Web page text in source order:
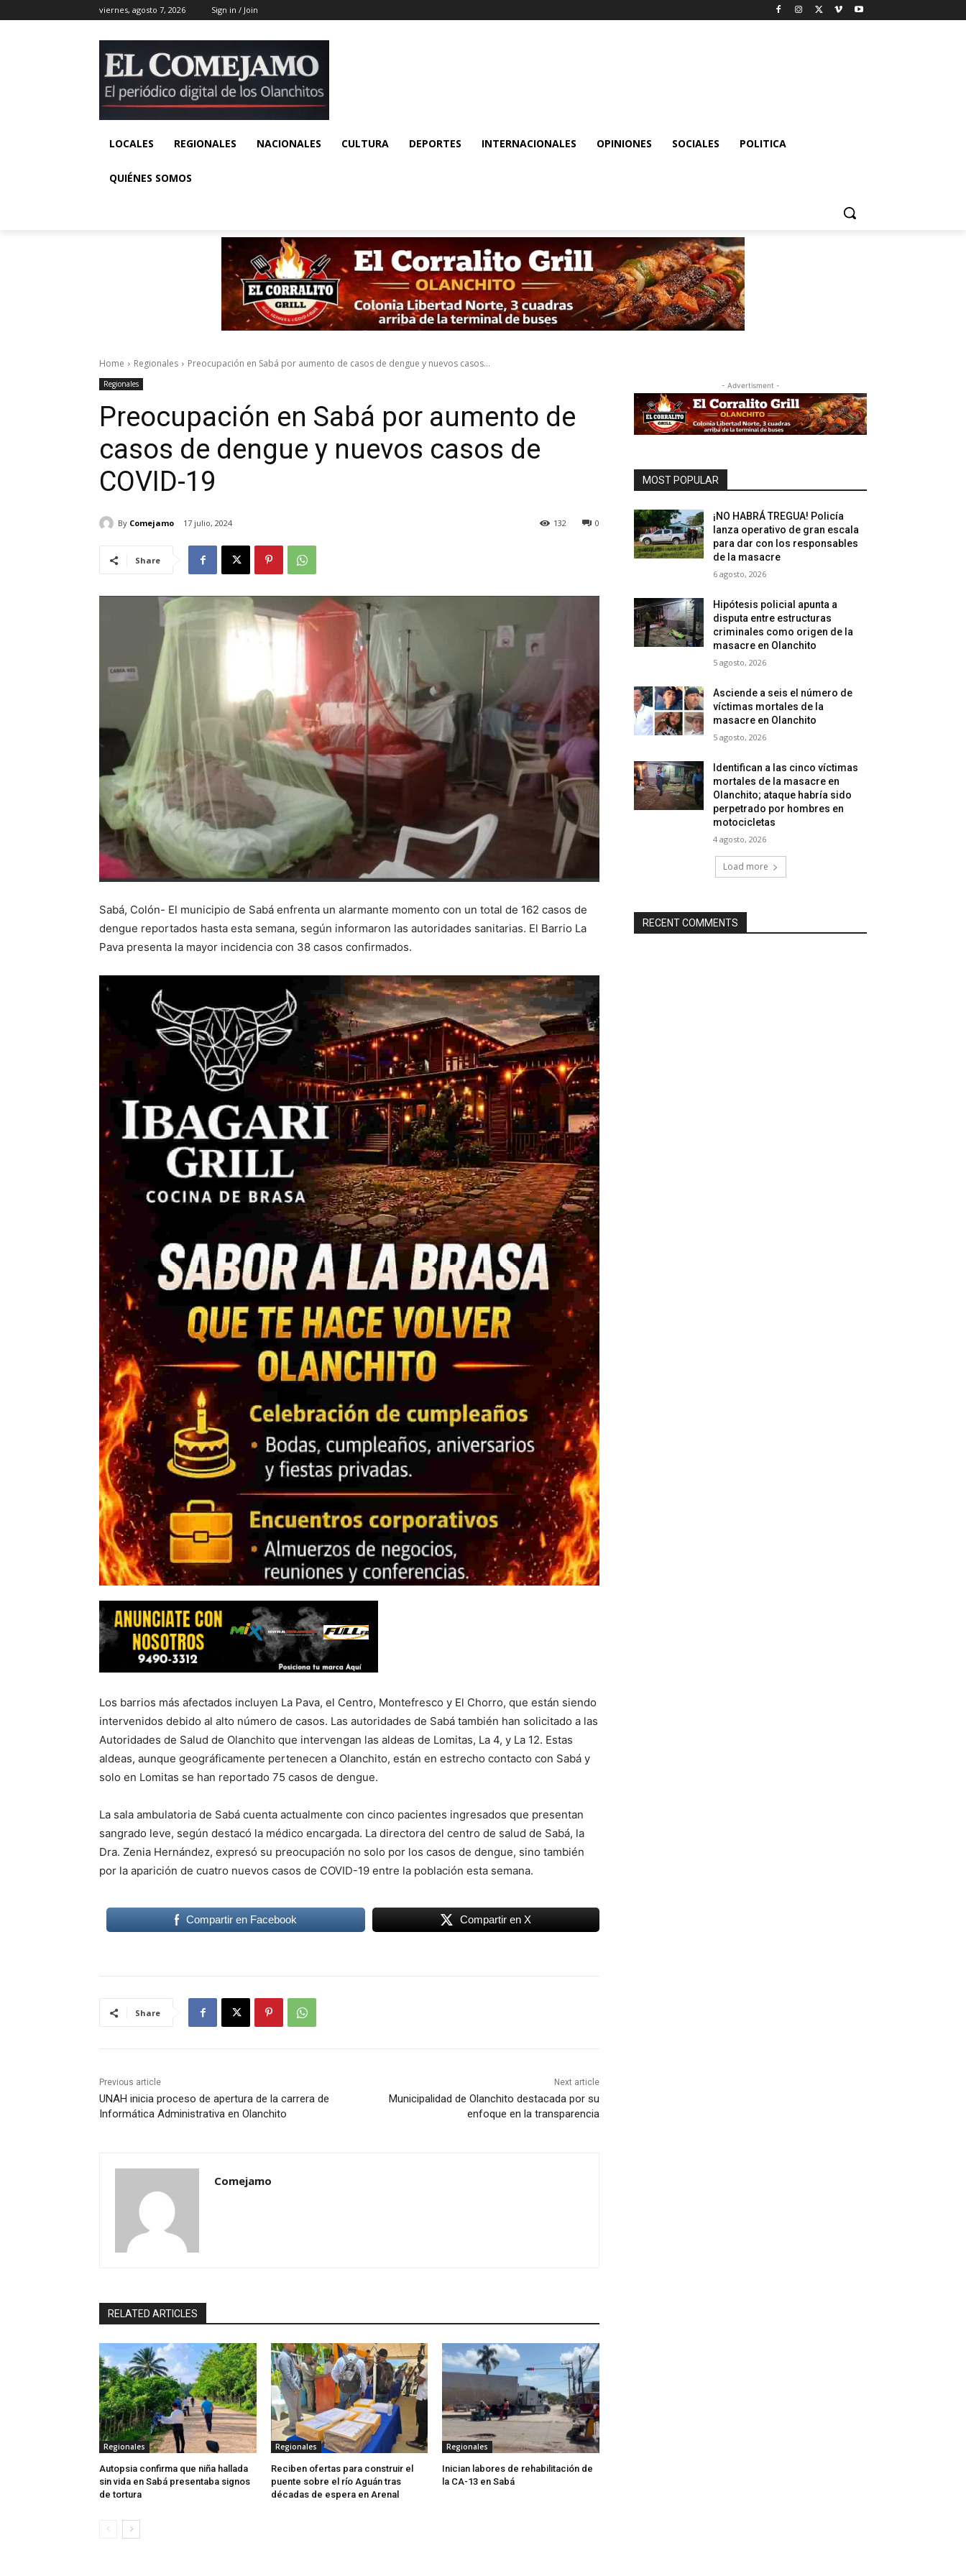
viernes, agosto 7, 2026 Sign in / Join
LOCALES REGIONALES NACIONALES CULTURA DEPORTES INTERNACIONALES OPINIONES SOCIALES POLITICA
QUIÉNES SOMOS
Home Regionales Preocupación en Sabá por aumento de casos de dengue y nuevos casos...
Regionales
Preocupación en Sabá por aumento de
casos de dengue y nuevos casos de
COVID-19
By Comejamo 17 julio, 2024 0
132
Share
Sabá, Colón- El municipio de Sabá enfrenta un alarmante momento con un total de 162 casos de
dengue reportados hasta esta semana, según informaron las autoridades sanitarias. El Barrio La
Pava presenta la mayor incidencia con 38 casos confirmados.
Los barrios más afectados incluyen La Pava, el Centro, Montefresco y El Chorro, que están siendo
intervenidos debido al alto número de casos. Las autoridades de Sabá también han solicitado a las
Autoridades de Salud de Olanchito que intervengan las aldeas de Lomitas, La 4, y La 12. Estas
aldeas, aunque geográficamente pertenecen a Olanchito, están en estrecho contacto con Sabá y
solo en Lomitas se han reportado 75 casos de dengue.
La sala ambulatoria de Sabá cuenta actualmente con cinco pacientes ingresados que presentan
sangrado leve, según destacó la médico encargada. La directora del centro de salud de Sabá, la
Dra. Zenia Hernández, expresó su preocupación no solo por los casos de dengue, sino también
por la aparición de cuatro nuevos casos de COVID-19 entre la población esta semana.
Compartir en Facebook Compartir en X
Share
Previous article
UNAH inicia proceso de apertura de la carrera de
Informática Administrativa en Olanchito
Next article
Municipalidad de Olanchito destacada por su
enfoque en la transparencia
Comejamo
RELATED ARTICLES
Regionales
Autopsia confirma que niña hallada
sin vida en Sabá presentaba signos
de tortura
Regionales
Reciben ofertas para construir el
puente sobre el río Aguán tras
décadas de espera en Arenal
Regionales
Inician labores de rehabilitación de
la CA-13 en Sabá
- Advertisment -
MOST POPULAR
¡NO HABRÁ TREGUA! Policía
lanza operativo de gran escala
para dar con los responsables
de la masacre
6 agosto, 2026
Hipótesis policial apunta a
disputa entre estructuras
criminales como origen de la
masacre en Olanchito
5 agosto, 2026
Asciende a seis el número de
víctimas mortales de la
masacre en Olanchito
5 agosto, 2026
Identifican a las cinco víctimas
mortales de la masacre en
Olanchito; ataque habría sido
perpetrado por hombres en
motocicletas
4 agosto, 2026
Load more
RECENT COMMENTS